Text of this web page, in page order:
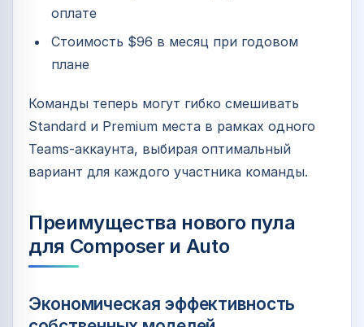
оплате
Стоимость $96 в месяц при годовом
плане
Команды теперь могут гибко смешивать
Standard и Premium места в рамках одного
Teams-аккаунта, выбирая оптимальный
вариант для каждого участника команды.
Преимущества нового пула
для Composer и Auto
Экономическая эффективность